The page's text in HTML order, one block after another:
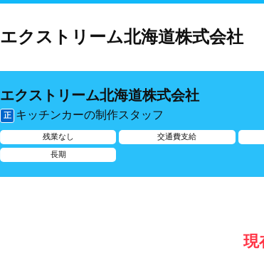
エクストリーム北海道株式会社
エクストリーム北海道株式会社
正 キッチンカーの制作スタッフ
残業なし 交通費支給
長期
現